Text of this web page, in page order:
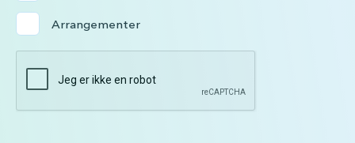
Arrangementer